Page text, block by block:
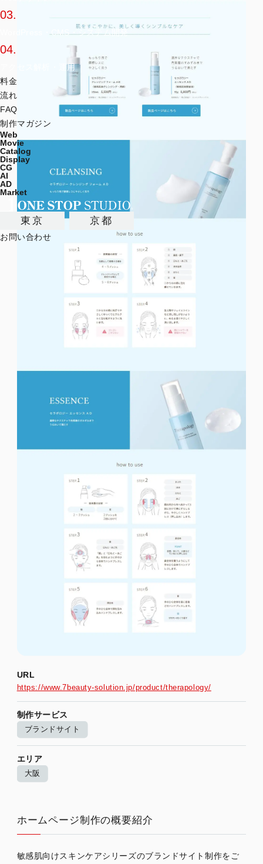
03.
WordPress・CMS・システム開発
04.
アクセス解析・運用
料金
流れ
FAQ
制作マガジン
Web
Movie
Catalog
Display
CG
AI
AD
Market
東京 京都
お問い合わせ
URL
https://www.7beauty-solution.jp/product/therapology/
制作サービス
ブランドサイト
エリア
大阪
ホームページ制作の概要紹介
敏感肌向けスキンケアシリーズのブランドサイト制作をご